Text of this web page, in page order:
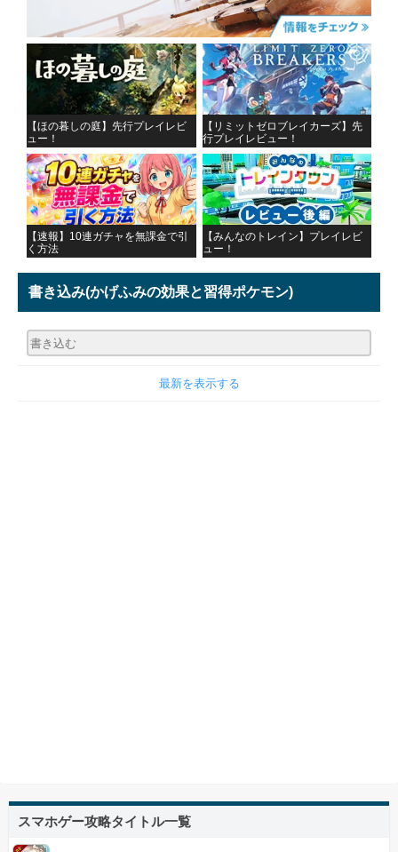
【ほの暮しの庭】先行プレイレビ
ュー！
【リミットゼロブレイカーズ】先
行プレイレビュー！
【速報】10連ガチャを無課金で引
く方法
【みんなのトレイン】プレイレビ
ュー！
書き込み(かげふみの効果と習得ポケモン)
最新を表示する
スマホゲー攻略タイトル一覧